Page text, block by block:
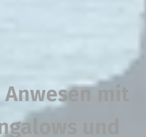
mit
und